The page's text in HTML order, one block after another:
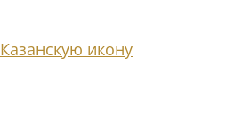
Казанскую икону